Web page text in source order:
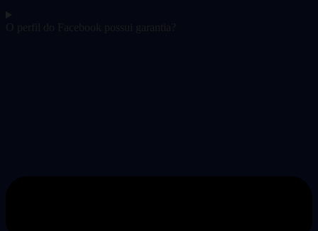
O perfil do Facebook possui garantia?